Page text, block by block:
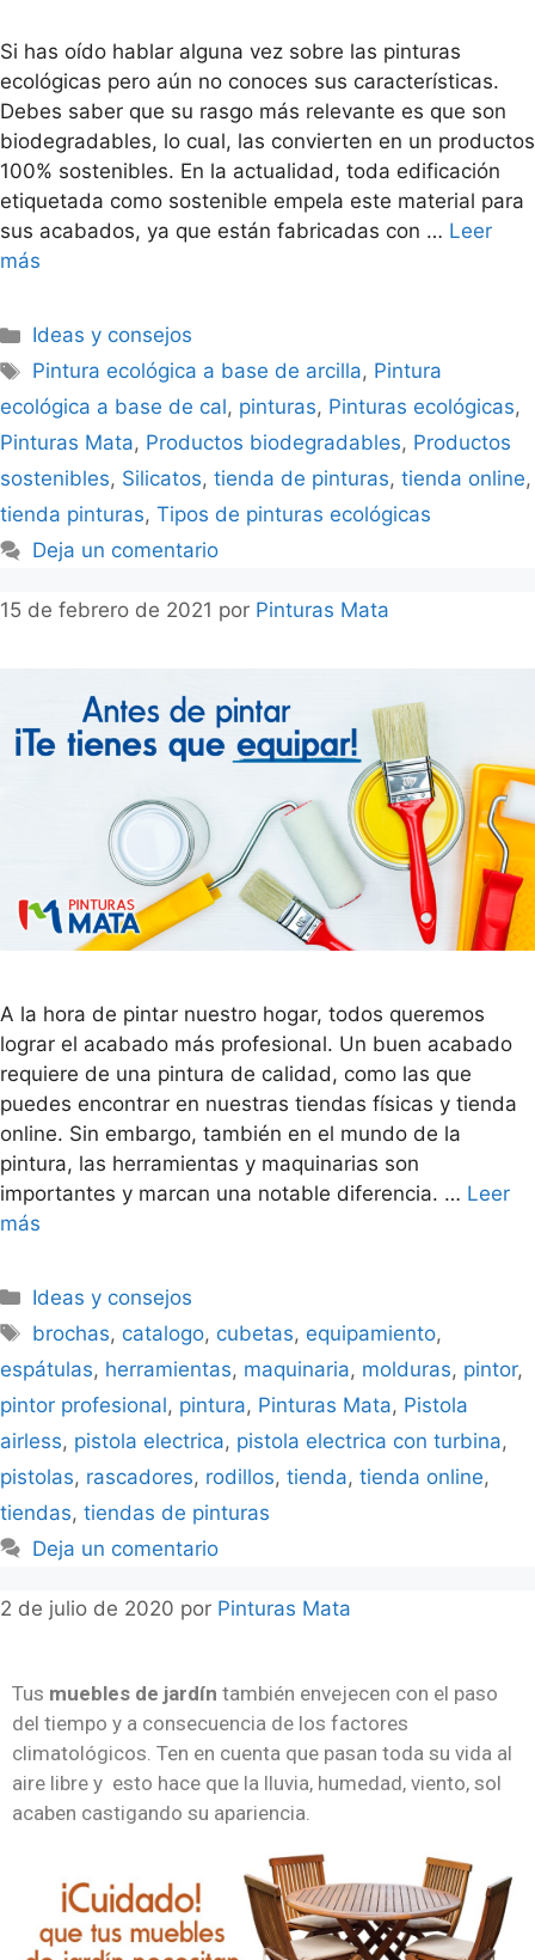
Si has oído hablar alguna vez sobre las pinturas
ecológicas pero aún no conoces sus características.
Debes saber que su rasgo más relevante es que son
biodegradables, lo cual, las convierten en un productos
100% sostenibles. En la actualidad, toda edificación
etiquetada como sostenible empela este material para
sus acabados, ya que están fabricadas con … Leer
más
Ideas y consejos
Pintura ecológica a base de arcilla, Pintura
ecológica a base de cal, pinturas, Pinturas ecológicas,
Pinturas Mata, Productos biodegradables, Productos
sostenibles, Silicatos, tienda de pinturas, tienda online,
tienda pinturas, Tipos de pinturas ecológicas
Deja un comentario
15 de febrero de 2021 por Pinturas Mata
A la hora de pintar nuestro hogar, todos queremos
lograr el acabado más profesional. Un buen acabado
requiere de una pintura de calidad, como las que
puedes encontrar en nuestras tiendas físicas y tienda
online. Sin embargo, también en el mundo de la
pintura, las herramientas y maquinarias son
importantes y marcan una notable diferencia. … Leer
más
Ideas y consejos
brochas, catalogo, cubetas, equipamiento,
espátulas, herramientas, maquinaria, molduras, pintor,
pintor profesional, pintura, Pinturas Mata, Pistola
airless, pistola electrica, pistola electrica con turbina,
pistolas, rascadores, rodillos, tienda, tienda online,
tiendas, tiendas de pinturas
Deja un comentario
2 de julio de 2020 por Pinturas Mata
Tus muebles de jardín también envejecen con el paso
del tiempo y a consecuencia de los factores
climatológicos. Ten en cuenta que pasan toda su vida al
aire libre y esto hace que la lluvia, humedad, viento, sol
acaben castigando su apariencia.